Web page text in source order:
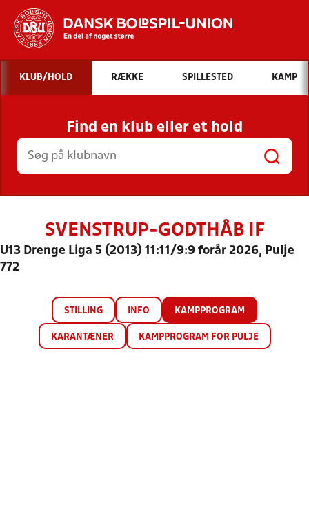
Hvad vil du søge efter?
INDHOLD OG NYHEDER
STILLINGER, RESULTATER, KLUBBER OG
HOLD
KLUB/HOLD RÆKKE SPILLESTED KAMP
Find en klub eller et hold
SVENSTRUP-GODTHÅB IF
U13 Drenge Liga 5 (2013) 11:11/9:9 forår 2026, Pulje
772
STILLING INFO KAMPPROGRAM
KARANTÆNER KAMPPROGRAM FOR PULJE